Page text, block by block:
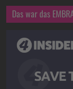
Das war das